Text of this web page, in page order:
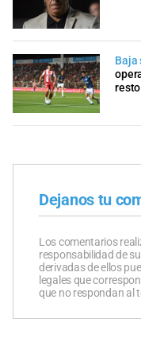
Baja
Dejanos tu
Los comentarios
responsabilidad de
derivadas de ellos
legales que
que no respondan al